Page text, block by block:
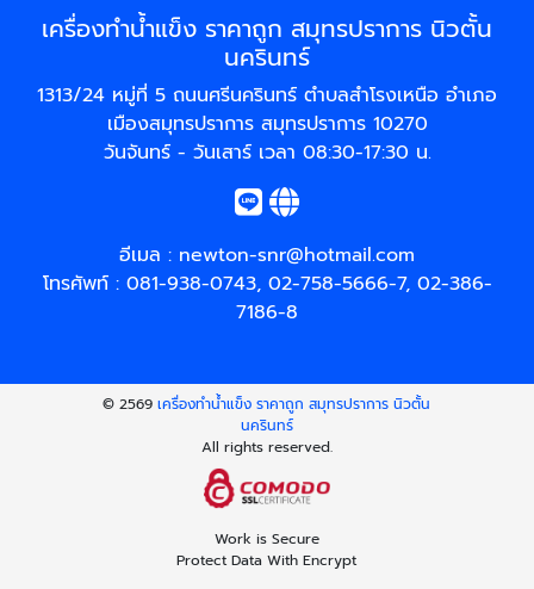
เครื่องทำน้ำแข็ง ราคาถูก สมุทรปราการ นิวตั้น
นครินทร์
1313/24 หมู่ที่ 5 ถนนศรีนครินทร์ ตำบลสำโรงเหนือ อำเภอ
เมืองสมุทรปราการ สมุทรปราการ 10270
วันจันทร์ - วันเสาร์ เวลา 08:30-17:30 น.
อีเมล : newton-snr@hotmail.com
โทรศัพท์ : 081-938-0743, 02-758-5666-7, 02-386-
7186-8
© 2569เครื่องทำน้ำแข็ง ราคาถูก สมุทรปราการ นิวตั้น
นครินทร์
All rights reserved.
Work is Secure
Protect Data With Encrypt